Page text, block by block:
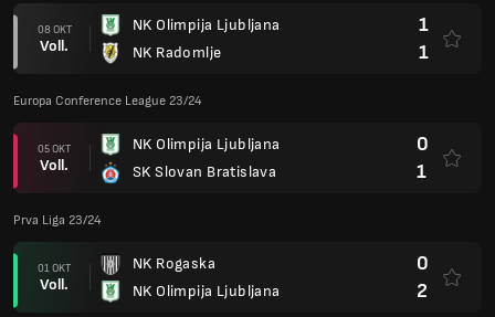
08 OKT
Voll.
NK Olimpija Ljubljana
NK Radomlje
1
1
Europa Conference League 23/24
05 OKT
Voll.
NK Olimpija Ljubljana
SK Slovan Bratislava
0
1
Prva Liga 23/24
01 OKT
Voll.
NK Rogaska
NK Olimpija Ljubljana
0
2